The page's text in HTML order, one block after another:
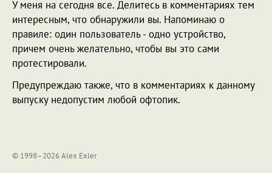
У меня на сегодня все. Делитесь в комментариях тем
интересным, что обнаружили вы. Напоминаю о
правиле: один пользователь - одно устройство,
причем очень желательно, чтобы вы это сами
протестировали.
Предупреждаю также, что в комментариях к данному
выпуску недопустим любой офтопик.
© 1998–2026 Alex Exler